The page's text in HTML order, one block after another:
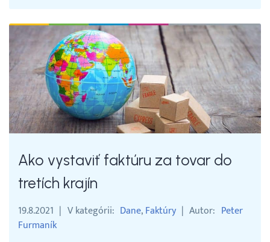
Ako vystaviť faktúru za tovar do
tretích krajín
19.8.2021 V kategórii Dane Faktúry Autor Peter
Furmaník